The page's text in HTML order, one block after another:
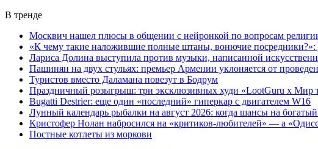
В тренде
Москвич нашел плюсы в общении с нейронкой по вопросам
«К чему такие наложившие полные штаны, вонючие
Лариса Долина выступила против музыки, написанной
Пашинян на двух стульях: премьер Армении уклоняется от
Туристов вместо Даламана повезут в Бодрум
Праздничный розыгрыш: три эксклюзивных худи «LootGuru х Мир
Bugatti Destrier: еще один «последний» гиперкар с двигателем W16
Лунный календарь рыбалки на август 2026: когда шансы на
Кристофер Нолан набросился на «критиков-любителей» — а
Постные котлеты из моркови